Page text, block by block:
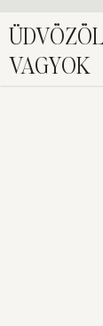
VAGYOK